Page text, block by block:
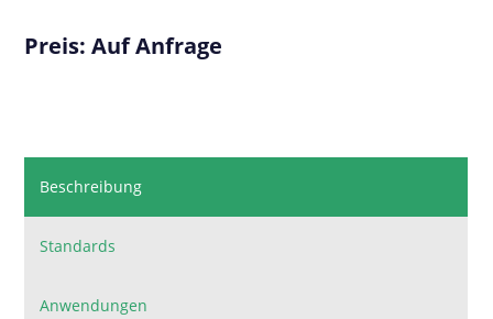
Preis: Auf Anfrage
Beschreibung
Standards
Anwendungen